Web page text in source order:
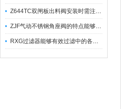
Z644TC双闸板出料阀安装时需注意哪些事项？
ZJF气动不锈钢角座阀的特点能够稳定地控制介质流量
RXG过滤器能够有效过滤中的各种杂质